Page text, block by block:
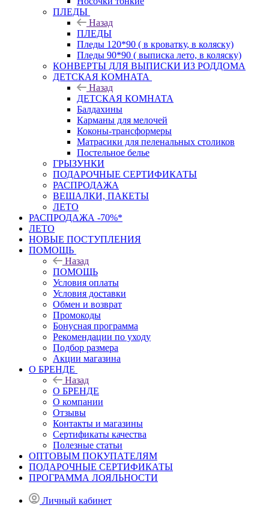
ПЛЕДЫ
Назад
ПЛЕДЫ
Пледы 120*90 ( в кроватку, в коляску)
Пледы 90*90 ( выписка лето, в коляску)
КОНВЕРТЫ ДЛЯ ВЫПИСКИ ИЗ РОДДОМА
ДЕТСКАЯ КОМНАТА
Назад
ДЕТСКАЯ КОМНАТА
Балдахины
Карманы для мелочей
Коконы-трансформеры
Матрасики для пеленальных столиков
Постельное белье
ГРЫЗУНКИ
ПОДАРОЧНЫЕ СЕРТИФИКАТЫ
РАСПРОДАЖА
ВЕШАЛКИ, ПАКЕТЫ
ЛЕТО
РАСПРОДАЖА -70%*
ЛЕТО
НОВЫЕ ПОСТУПЛЕНИЯ
ПОМОЩЬ
Назад
ПОМОЩЬ
Условия оплаты
Условия доставки
Обмен и возврат
Промокоды
Бонусная программа
Рекомендации по уходу
Подбор размера
Акции магазина
О БРЕНДЕ
Назад
О БРЕНДЕ
О компании
Отзывы
Контакты и магазины
Сертификаты качества
Полезные статьи
ОПТОВЫМ ПОКУПАТЕЛЯМ
ПОДАРОЧНЫЕ СЕРТИФИКАТЫ
ПРОГРАММА ЛОЯЛЬНОСТИ
Личный кабинет